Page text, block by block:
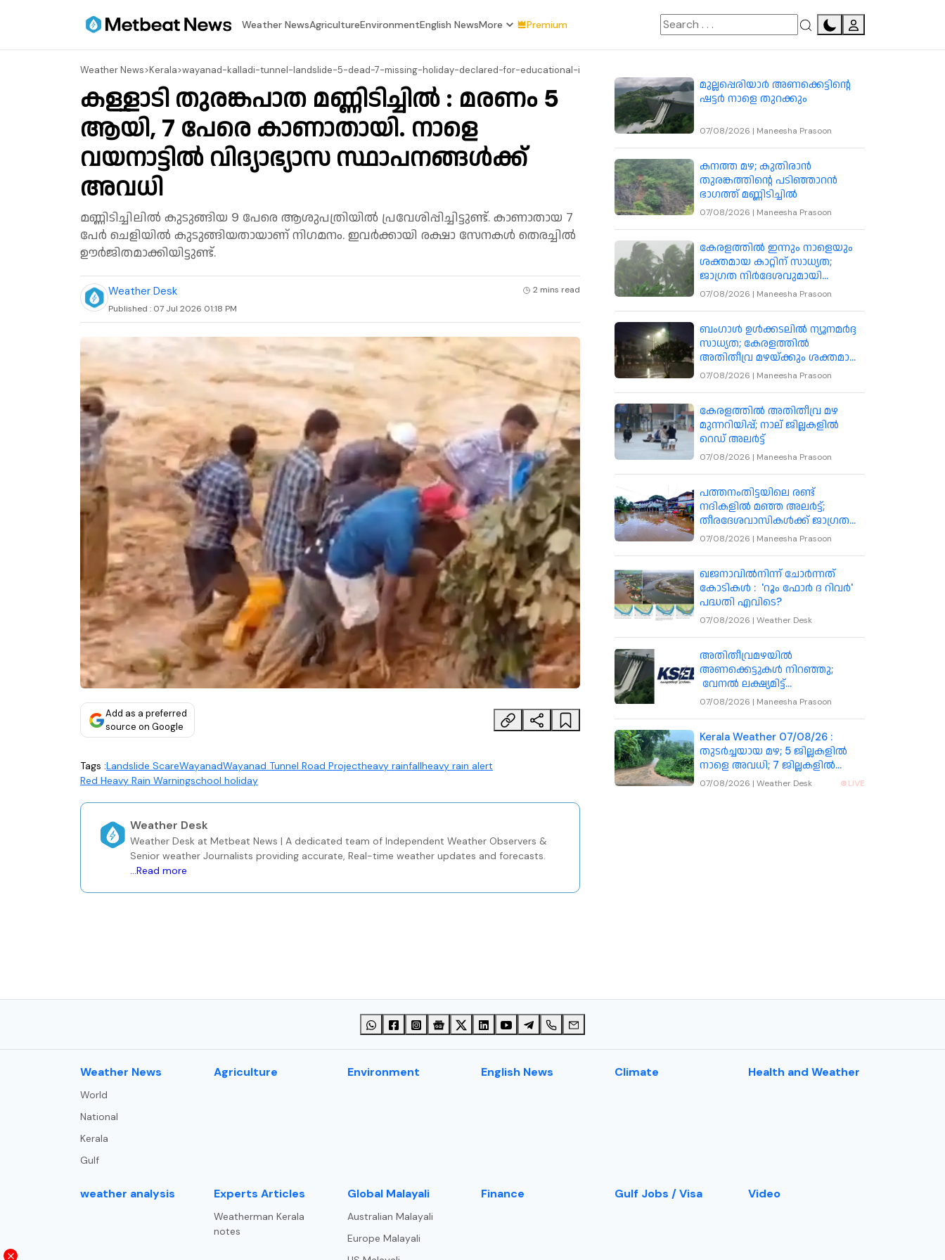
⁠Weather NewsAgricultureEnvironmentEnglish NewsMore Premium
⁠Weather News>Kerala>wayanad-kalladi-tunnel-landslide-5-dead-7-missing-holiday-declared-for-educational-institutions
കള്ളാടി തുരങ്കപാത മണ്ണിടിച്ചില്‍ : മരണം 5
ആയി, 7 പേരെ കാണാതായി. നാളെ
വയനാട്ടില്‍ വിദ്യാഭ്യാസ സ്ഥാപനങ്ങള്‍ക്ക്
അവധി
മണ്ണിടിച്ചിലില്‍ കുടുങ്ങിയ 9 പേരെ ആശുപത്രിയില്‍ പ്രവേശിപ്പിച്ചിട്ടുണ്ട്. കാണാതായ 7
പേര്‍ ചെളിയില്‍ കുടുങ്ങിയതായാണ് നിഗമനം. ഇവര്‍ക്കായി രക്ഷാ സേനകള്‍ തെരച്ചില്‍
ഊര്‍ജിതമാക്കിയിട്ടുണ്ട്.
Weather Desk 2 mins read
Published : 07 Jul 2026 01:18 PM
Add as a preferred
source on Google
Tags :Landslide ScareWayanadWayanad Tunnel Road Projectheavy rainfallheavy rain alert
Red Heavy Rain Warningschool holiday
Weather Desk
Weather Desk at Metbeat News | A dedicated team of Independent Weather Observers &
Senior weather Journalists providing accurate, Real-time weather updates and forecasts.
മുല്ലപ്പെരിയാർ അണക്കെട്ടിന്റെ
ഷട്ടർ നാളെ തുറക്കും
07/08/2026 | Maneesha Prasoon
കനത്ത മഴ; കുതിരാൻ
തുരങ്കത്തിന്റെ പടിഞ്ഞാറൻ
ഭാഗത്ത് മണ്ണിടിച്ചിൽ
07/08/2026 | Maneesha Prasoon
കേരളത്തിൽ ഇന്നും നാളെയും
ശക്തമായ കാറ്റിന് സാധ്യത;
ജാഗ്രത നിർദേശവുമായി
കാലാവസ്ഥ വകുപ്പ്
07/08/2026 | Maneesha Prasoon
ബംഗാൾ ഉൾക്കടലിൽ ന്യൂനമർദ്ദ
സാധ്യത; കേരളത്തിൽ
അതിതീവ്ര മഴയ്ക്കും ശക്തമായ
കാറ്റിനും മുന്നറിയിപ്പ്
07/08/2026 | Maneesha Prasoon
കേരളത്തിൽ അതിതീവ്ര മഴ
മുന്നറിയിപ്പ്; നാല് ജില്ലകളിൽ
റെഡ് അലർട്ട്
07/08/2026 | Maneesha Prasoon
പത്തനംതിട്ടയിലെ രണ്ട്
നദികളിൽ മഞ്ഞ അലർട്ട്;
തീരദേശവാസികൾക്ക് ജാഗ്രത
നിർദേശം
07/08/2026 | Maneesha Prasoon
ഖജനാവിൽനിന്ന് ചോർന്നത്
കോടികൾ : 'റൂം ഫോർ ദ റിവർ'
പദ്ധതി എവിടെ?
07/08/2026 | Weather Desk
അതിതീവ്രമഴയിൽ
അണക്കെട്ടുകൾ നിറഞ്ഞു;
വേനൽ ലക്ഷ്യമിട്ട്
കെഎസ്ഇബിയുടെ പുതിയ
07/08/2026 | Maneesha Prasoon
Kerala Weather 07/08/26 :
തുടർച്ചയായ മഴ; 5 ജില്ലകളിൽ
നാളെ അവധി; 7 ജില്ലകളിൽ
നാളെ ഓറഞ്ച് അലർട്ട്
07/08/2026 | Weather Desk LIVE
⁠Weather News
World
National
Kerala
Gulf
Agriculture Environment English News Climate Health and Weather
weather analysis Experts Articles
Weatherman Kerala
notes
⁠Global Malayali
Australian Malayali
Europe Malayali
Finance Gulf Jobs / Visa Video